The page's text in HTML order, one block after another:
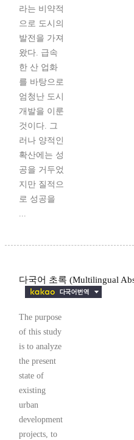
라는 비약적
으로 도시의
발전을 가져
왔다. 급속
한 산 업화
를 바탕으로
엄청난 도시
개발을 이룬
것이다. 그
러나 양적인
확산에는 성
공을 거두었
지만 질적으
로 성공을
...
다국어 초록 (Multilingual
The purpose
of this study
is to analyze
the present
state of
existing
urban
development
projects, to